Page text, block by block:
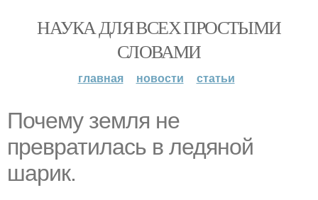
НАУКА ДЛЯ ВСЕХ ПРОСТЫМИ
СЛОВАМИ
главная новости статьи
Почему земля не
превратилась в ледяной
шарик.